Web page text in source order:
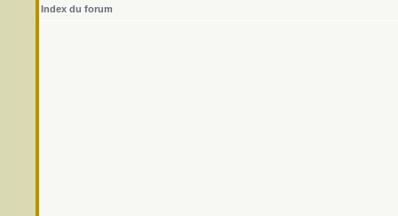
Index du forum